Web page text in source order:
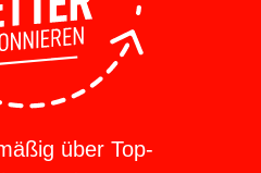
über Top-